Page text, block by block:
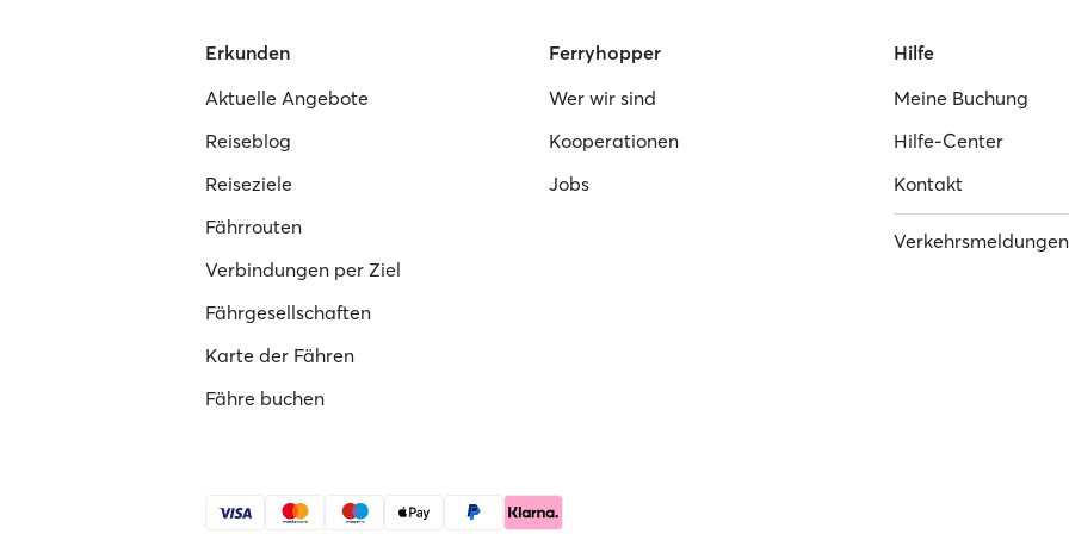
Erkunden
Aktuelle Angebote
Reiseblog
Reiseziele
Fährrouten
Verbindungen per Ziel
Fährgesellschaften
Karte der Fähren
Fähre buchen
Ferryhopper
Wer wir sind
Kooperationen
Jobs
Hilfe
Meine Buchung
Hilfe-Center
Kontakt
Verkehrsmeldungen